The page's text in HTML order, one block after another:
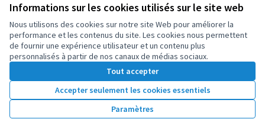
Informations sur les cookies utilisés sur le site web
Nous utilisons des cookies sur notre site Web pour améliorer la
performance et les contenus du site. Les cookies nous permettent
de fournir une expérience utilisateur et un contenu plus
personnalisés à partir de nos canaux de médias sociaux.
Tout accepter
Accepter seulement les cookies essentiels
Paramètres
Conditions d'utilisation
Paramètres des cookies
OIDP sur X
(Lien externe)
OIDP sur Facebook
(Lien externe)
OIDP sur YouTube
(Lien externe)
Français
Choose languageChoisir la langueElegir el idioma
Site réalisé grâce aulogiciel libre Decidim .
Licence
(Lien